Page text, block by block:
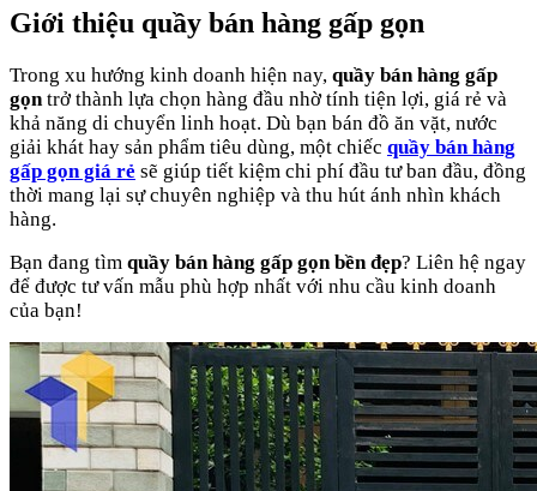
Giới thiệu quầy bán hàng gấp gọn
Trong xu hướng kinh doanh hiện nay, quầy bán hàng gấp
gọntrở thành lựa chọn hàng đầu nhờ tính tiện lợi, giá rẻ và
khả năng di chuyển linh hoạt. Dù bạn bán đồ ăn vặt, nước
giải khát hay sản phẩm tiêu dùng, một chiếc quầy bán hàng
gấp gọn giá rẻ sẽ giúp tiết kiệm chi phí đầu tư ban đầu, đồng
thời mang lại sự chuyên nghiệp và thu hút ánh nhìn khách
hàng.
Bạn đang tìm quầy bán hàng gấp gọn bền đẹp? Liên hệ ngay
để được tư vấn mẫu phù hợp nhất với nhu cầu kinh doanh
của bạn!